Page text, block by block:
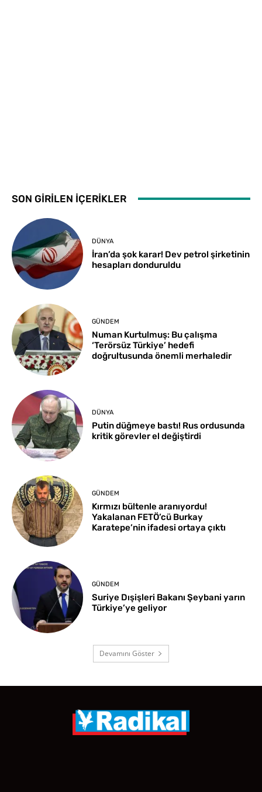
SON GİRİLEN İÇERİKLER
DÜNYA
İran’da şok karar! Dev petrol şirketinin
hesapları donduruldu
GÜNDEM
Numan Kurtulmuş: Bu çalışma
‘Terörsüz Türkiye’ hedefi
doğrultusunda önemli merhaledir
DÜNYA
Putin düğmeye bastı! Rus ordusunda
kritik görevler el değiştirdi
GÜNDEM
Kırmızı bültenle aranıyordu!
Yakalanan FETÖ’cü Burkay
Karatepe’nin ifadesi ortaya çıktı
GÜNDEM
Suriye Dışişleri Bakanı Şeybani yarın
Türkiye’ye geliyor
Devamını Göster